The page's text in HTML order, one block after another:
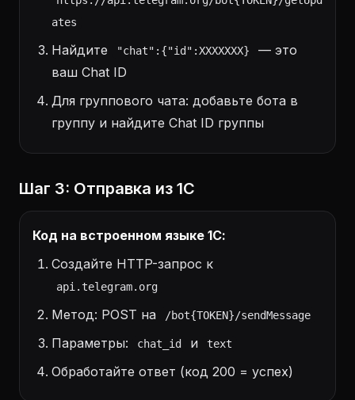
ates
Найдите "chat":{"id":XXXXXXX}
— это
ваш Chat ID
Для группового чата: добавьте бота в
группу и найдите Chat ID группы
Шаг 3: Отправка из 1С
Код на встроенном языке 1С:
Создайте HTTP-запрос к
api.telegram.org
Метод: POST на /bot{TOKEN}/sendMessage
Параметры: chat_id и text
Обработайте ответ (код 200 = успех)